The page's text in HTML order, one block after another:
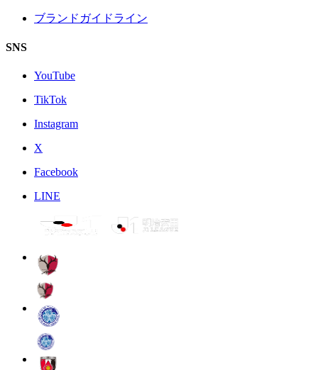
ブランドガイドライン
SNS
YouTube
TikTok
Instagram
X
Facebook
LINE